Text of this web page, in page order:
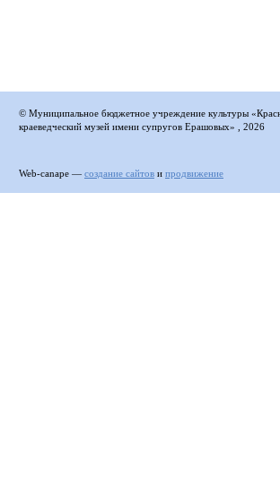
© Муниципальное бюджетное учреждение культуры
краеведческий музей имени супругов Ерашовых» , 2026
Web-canape — создание сайтов и продвижение